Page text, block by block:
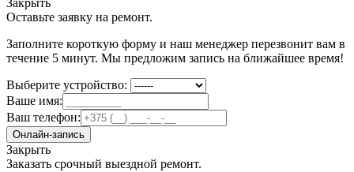
Закрыть
Оставьте заявку на ремонт.
Заполните короткую форму и наш менеджер перезвонит вам в
течение 5 минут. Мы предложим запись на ближайшее время!
Выберите устройство:
Ваше имя:
Ваш телефон:
Онлайн-запись
Закрыть
Заказать срочный выездной ремонт.